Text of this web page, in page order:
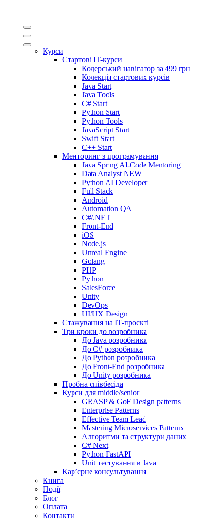
Курси
Стартові IT-курси
Кодерський навігатор за 499 грн
Колекція стартових курсів
Java Start
Java Tools
C# Start
Python Start
Python Tools
JavaScript Start
Swift Start
C++ Start
Менторинг з програмування
Java Spring AI-Code Mentoring
Data Analyst NEW
Python AI Developer
Full Stack
Android
Automation QA
C#/.NET
Front-End
iOS
Node.js
Unreal Engine
Golang
PHP
Python
SalesForce
Unity
DevOps
UI/UX Design
Стажування на IT-проєкті
Три кроки до розробника
До Java розробника
До C# розробника
До Python розробника
До Front-End розробника
До Unity розробника
Пробна співбесіда
Курси для middle/senior
GRASP & GoF Design patterns
Enterprise Patterns
Effective Team Lead
Mastering Microservices Patterns
Алгоритми та структури даних
C# Next
Python FastAPI
Unit-тестування в Java
Кар’єрне консультування
Книга
Події
Блог
Оплата
Контакти